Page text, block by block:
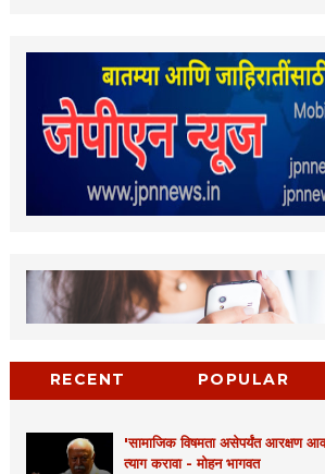
RECENT POPULAR
'सामाजिक विषमता असेपर्यंत आरक्षण
त्याग करावा - मोहन भागवत